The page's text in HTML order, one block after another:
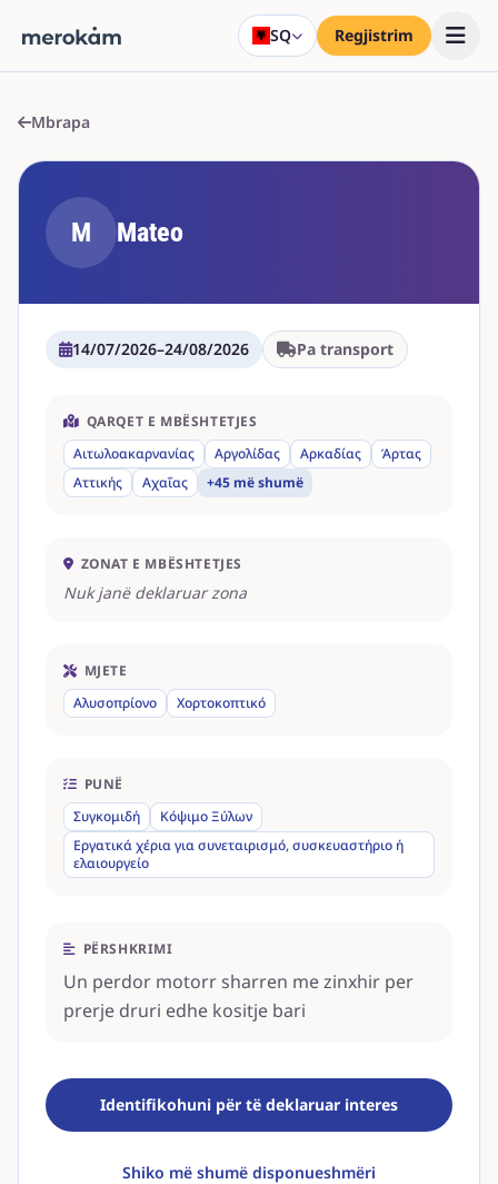
SQ Regjistrim
Mbrapa
M Mateo
14/07/2026–24/08/2026 Pa transport
QARQET E MBËSHTETJES
Αιτωλοακαρνανίας
Αργολίδας Αρκαδίας
Άρτας
Αττικής
Αχαΐας +45 më shumë
ZONAT E MBËSHTETJES
Nuk janë deklaruar zona
MJETE
Αλυσοπρίονο
Χορτοκοπτικό
PUNË
Συγκομιδή
Κόψιμο Ξύλων
Εργατικά χέρια για συνεταιρισμό, συσκευαστήριο ή
ελαιουργείο
PËRSHKRIMI
Un perdor motorr sharren me zinxhir per
prerje druri edhe kositje bari
Identifikohuni për të deklaruar interes
Shiko më shumë disponueshmëri